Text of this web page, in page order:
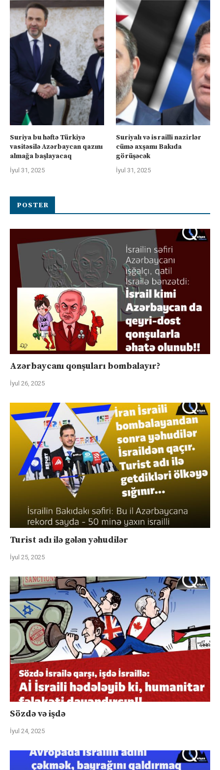
Suriya bu həftə Türkiyə
vasitəsilə Azərbaycan qazını
almağa başlayacaq
İyul 31, 2025
Suriyalı və israilli nazirlər
cümə axşamı Bakıda
görüşəcək
İyul 31, 2025
POSTER
Azərbaycanı qonşuları bombalayır?
İyul 26, 2025
Turist adı ilə gələn yəhudilər
İyul 25, 2025
Sözdə və işdə
İyul 24, 2025